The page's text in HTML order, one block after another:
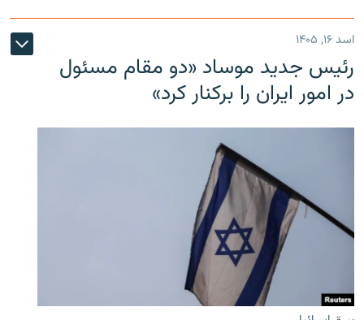
اسد ۱۶, ۱۴۰۵
رئیس جدید موساد «دو مقام مسئول
در امور ایران را برکنار کرد»